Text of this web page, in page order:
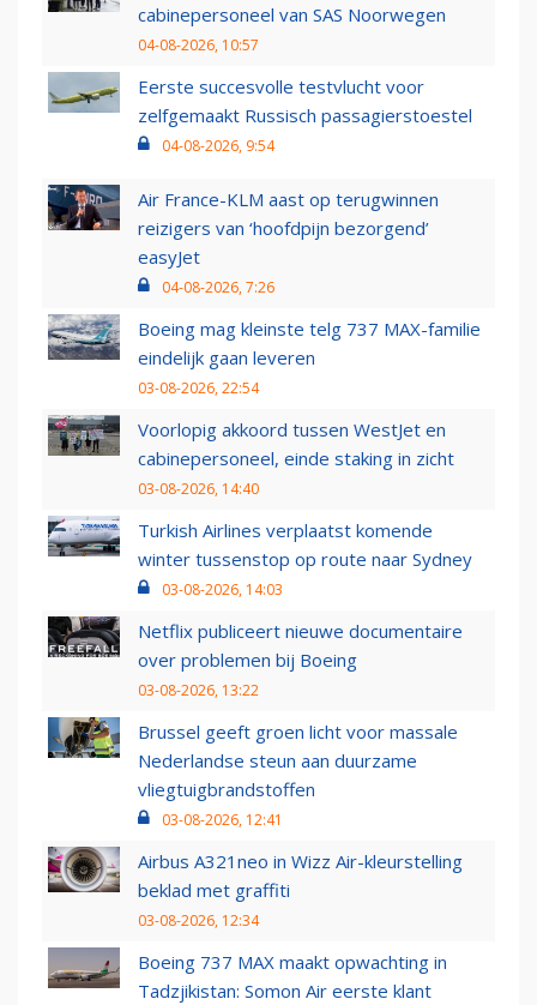
cabinepersoneel van SAS Noorwegen
04-08-2026, 10:57
Eerste succesvolle testvlucht voor
zelfgemaakt Russisch passagierstoestel
04-08-2026, 9:54
Air France-KLM aast op terugwinnen
reizigers van ‘hoofdpijn bezorgend’
easyJet
04-08-2026, 7:26
Boeing mag kleinste telg 737 MAX-familie
eindelijk gaan leveren
03-08-2026, 22:54
Voorlopig akkoord tussen WestJet en
cabinepersoneel, einde staking in zicht
03-08-2026, 14:40
Turkish Airlines verplaatst komende
winter tussenstop op route naar Sydney
03-08-2026, 14:03
Netflix publiceert nieuwe documentaire
over problemen bij Boeing
03-08-2026, 13:22
Brussel geeft groen licht voor massale
Nederlandse steun aan duurzame
vliegtuigbrandstoffen
03-08-2026, 12:41
Airbus A321neo in Wizz Air-kleurstelling
beklad met graffiti
03-08-2026, 12:34
Boeing 737 MAX maakt opwachting in
Tadzjikistan: Somon Air eerste klant